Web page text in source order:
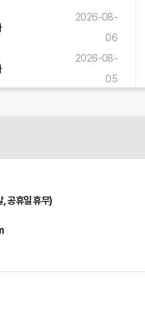
2026-08-
06
2026-08-
05
공휴일 휴무)